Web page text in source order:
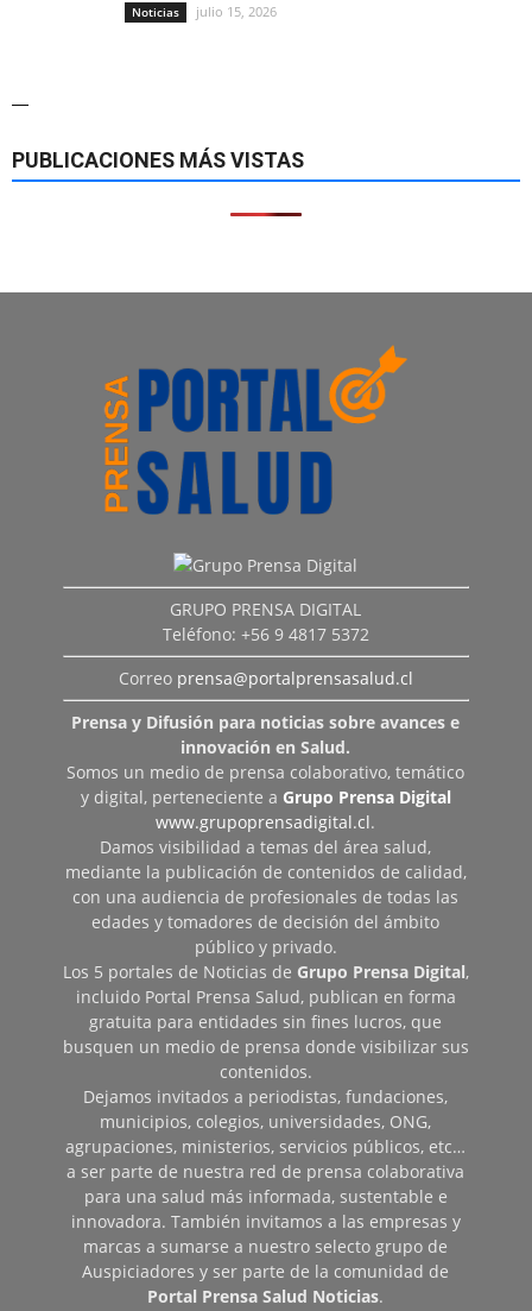
Noticias julio 15, 2026
—
PUBLICACIONES MÁS VISTAS
GRUPO PRENSA DIGITAL
Teléfono: +56 9 4817 5372
Correo prensa@portalprensasalud.cl
Prensa y Difusión para noticias sobre avances e
innovación en Salud.
Somos un medio de prensa colaborativo, temático
y digital, perteneciente a Grupo Prensa Digital
www.grupoprensadigital.cl.
Damos visibilidad a temas del área salud,
mediante la publicación de contenidos de calidad,
con una audiencia de profesionales de todas las
edades y tomadores de decisión del ámbito
público y privado.
Los 5 portales de Noticias de Grupo Prensa Digital,
incluido Portal Prensa Salud, publican en forma
gratuita para entidades sin fines lucros, que
busquen un medio de prensa donde visibilizar sus
contenidos.
Dejamos invitados a periodistas, fundaciones,
municipios, colegios, universidades, ONG,
agrupaciones, ministerios, servicios públicos, etc…
a ser parte de nuestra red de prensa colaborativa
para una salud más informada, sustentable e
innovadora. También invitamos a las empresas y
marcas a sumarse a nuestro selecto grupo de
Auspiciadores y ser parte de la comunidad de
Portal Prensa Salud Noticias.